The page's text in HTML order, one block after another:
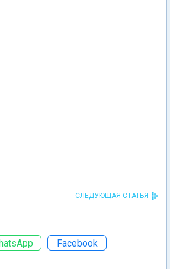
СЛЕДУЮЩАЯ СТАТЬЯ
Facebook